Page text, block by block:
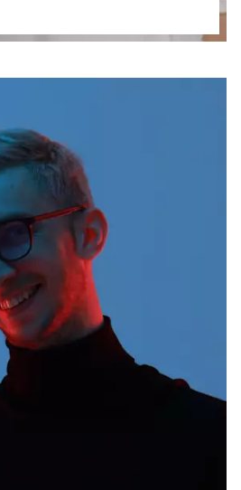
з фокусом на брендинг
Creative Residency
конкурсу
у Slanted та Adweek
програм і кураторка
Medium у Projector